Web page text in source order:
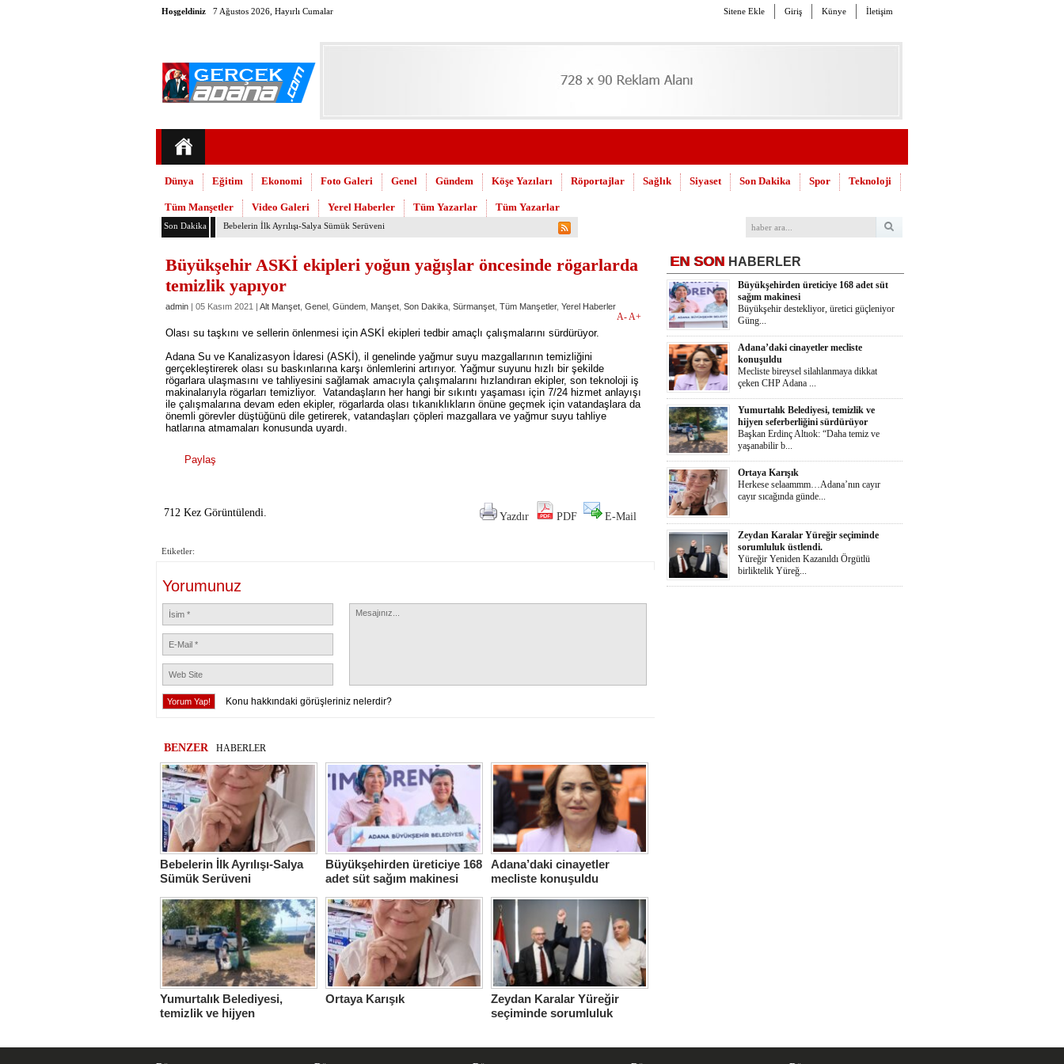
Hoşgeldiniz 7 Ağustos 2026, Hayırlı Cumalar Sitene Ekle Giriş Künye İletişim
Dünya Eğitim Ekonomi Foto Galeri Genel Gündem Köşe Yazıları Röportajlar Sağlık Siyaset Son Dakika Spor Teknoloji
Tüm Manşetler Video Galeri Yerel Haberler Tüm Yazarlar Tüm Yazarlar
Son Dakika Büyükşehirden üreticiye 168 adet süt sağım makinesi
Büyükşehir ASKİ ekipleri yoğun yağışlar öncesinde rögarlarda
temizlik yapıyor
admin | 05 Kasım 2021 | Alt Manşet Genel Gündem Manşet Son Dakika Sürmanşet Tüm Manşetler, Yerel Haberler
A-A+
Olası su taşkını ve sellerin önlenmesi için ASKİ ekipleri tedbir amaçlı çalışmalarını sürdürüyor.
Adana Su ve Kanalizasyon İdaresi (ASKİ), il genelinde yağmur suyu mazgallarının temizliğini
gerçekleştirerek olası su baskınlarına karşı önlemlerini artırıyor. Yağmur suyunu hızlı bir şekilde
rögarlara ulaşmasını ve tahliyesini sağlamak amacıyla çalışmalarını hızlandıran ekipler, son teknoloji iş
makinalarıyla rögarları temizliyor. Vatandaşların her hangi bir sıkıntı yaşaması için 7/24 hizmet anlayışı
ile çalışmalarına devam eden ekipler, rögarlarda olası tıkanıklıkların önüne geçmek için vatandaşlara da
önemli görevler düştüğünü dile getirerek, vatandaşları çöpleri mazgallara ve yağmur suyu tahliye
hatlarına atmamaları konusunda uyardı.
Paylaş
712 Kez Görüntülendi. Yazdır PDF E-Mail
Etiketler:
Yorumunuz
Konu hakkındaki görüşleriniz nelerdir?
BENZER HABERLER
Bebelerin İlk Ayrılışı-Salya
Sümük Serüveni
Büyükşehirden üreticiye 168
adet süt sağım makinesi
Adana’daki cinayetler
mecliste konuşuldu
Yumurtalık Belediyesi,
temizlik ve hijyen
Ortaya Karışık Zeydan Karalar Yüreğir
seçiminde sorumluluk
EN SON HABERLER
Büyükşehirden üreticiye 168 adet süt
sağım makinesi
Büyükşehir destekliyor, üretici güçleniyor
Güng...
Adana’daki cinayetler mecliste
konuşuldu
Mecliste bireysel silahlanmaya dikkat
çeken CHP Adana ...
Yumurtalık Belediyesi, temizlik ve
hijyen seferberliğini sürdürüyor
Başkan Erdinç Altıok: “Daha temiz ve
yaşanabilir b...
Ortaya Karışık
Herkese selaammm…Adana’nın cayır
cayır sıcağında günde...
Zeydan Karalar Yüreğir seçiminde
sorumluluk üstlendi.
Yüreğir Yeniden Kazanıldı Örgütlü
birliktelik Yüreğ...